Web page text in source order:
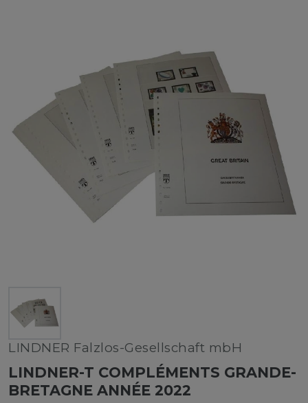
LINDNER Falzlos-Gesellschaft mbH
LINDNER-T COMPLÉMENTS GRANDE-
BRETAGNE ANNÉE 2022